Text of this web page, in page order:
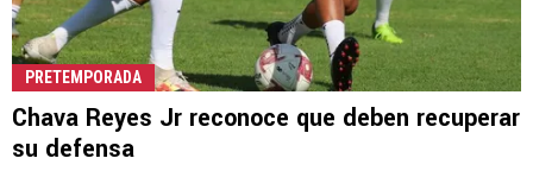
PRETEMPORADA
Chava Reyes Jr reconoce que deben recuperar
su defensa